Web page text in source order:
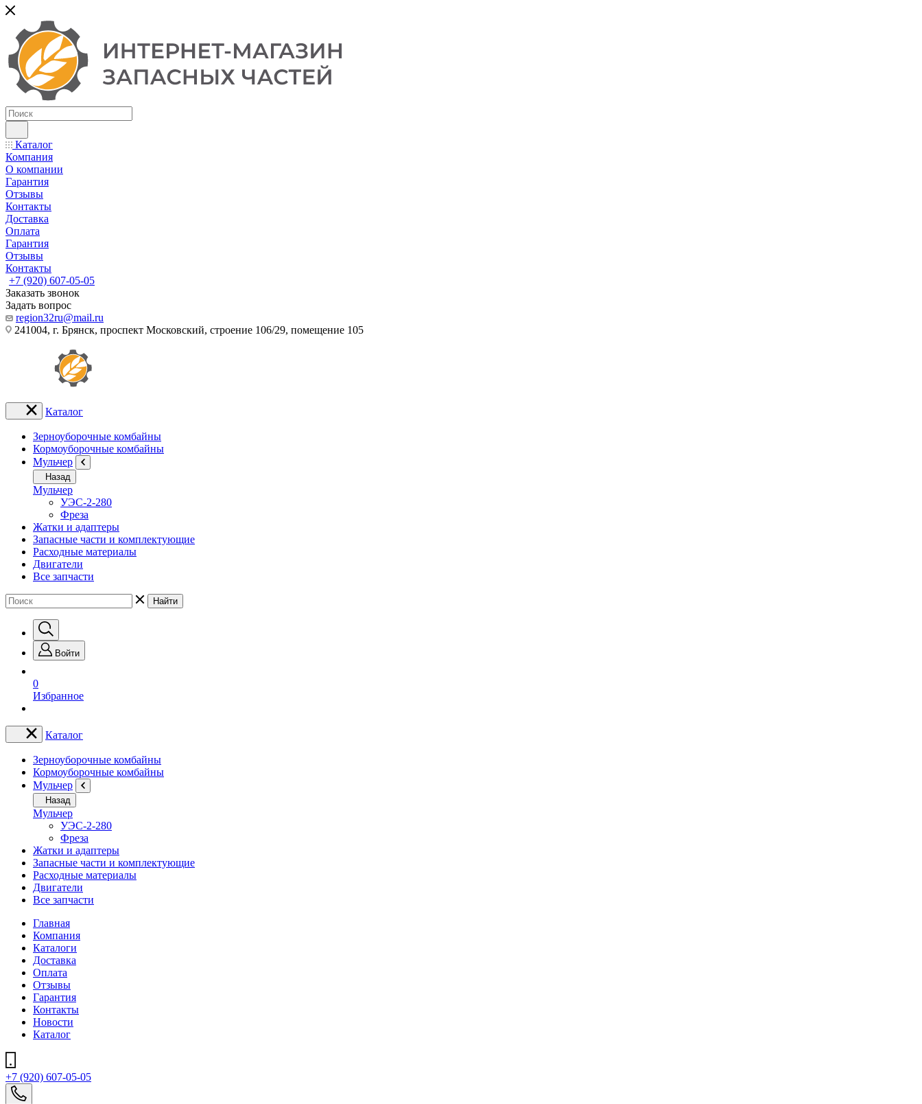
Каталог
Компания
О компании
Гарантия
Отзывы
Контакты
Доставка
Оплата
Гарантия
Отзывы
Контакты
+7 (920) 607-05-05
Заказать звонок
Задать вопрос
region32ru@mail.ru
241004, г. Брянск, проспект Московский, строение 106/29, помещение 105
Каталог
Зерноуборочные комбайны
Кормоуборочные комбайны
Мульчер
Назад
Мульчер
УЭС-2-280
Фреза
Жатки и адаптеры
Запасные части и комплектующие
Расходные материалы
Двигатели
Все запчасти
Найти
Войти
0
Избранное
Каталог
Зерноуборочные комбайны
Кормоуборочные комбайны
Мульчер
Назад
Мульчер
УЭС-2-280
Фреза
Жатки и адаптеры
Запасные части и комплектующие
Расходные материалы
Двигатели
Все запчасти
Главная
Компания
Каталоги
Доставка
Оплата
Отзывы
Гарантия
Контакты
Новости
Каталог
+7 (920) 607-05-05